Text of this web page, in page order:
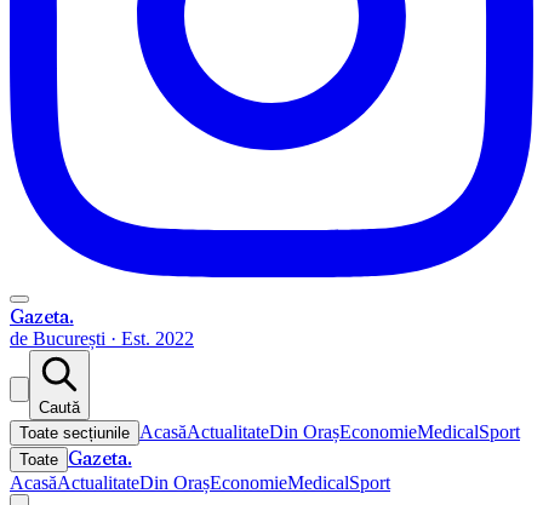
Gazeta.
de București · Est. 2022
Caută
Toate secțiunile AcasăActualitateDin OrașEconomieMedicalSport
Toate Gazeta.
AcasăActualitateDin OrașEconomieMedicalSport